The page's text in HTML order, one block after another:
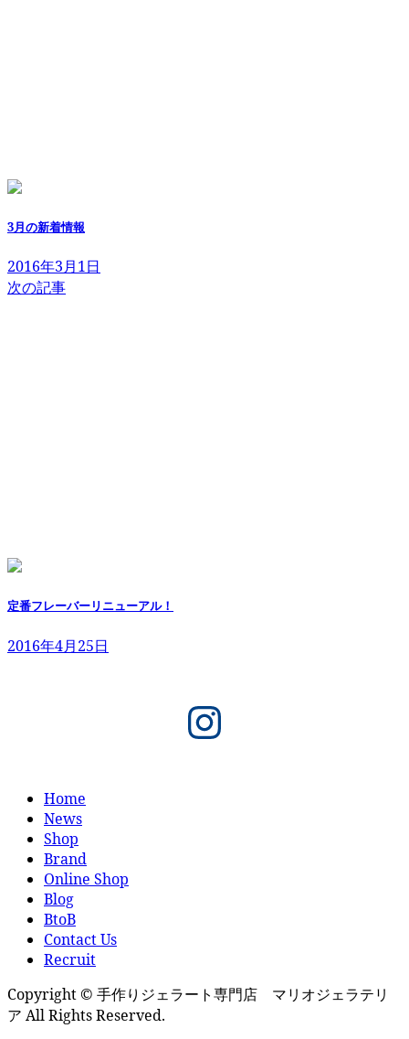
3月の新着情報
2016年3月1日
次の記事
定番フレーバーリニューアル！
2016年4月25日
Instagram
Home
News
Shop
Brand
Online Shop
Blog
BtoB
Contact Us
Recruit
Copyright © 手作りジェラート専門店 マリオジェラテリ
ア All Rights Reserved.